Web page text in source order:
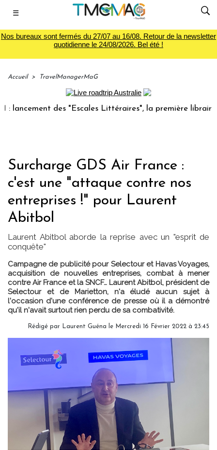
☰
Nos bureaux sont fermés du 27/07 au 16/08. Retour de la newsletter
quotidienne le 24/08/2026. Bel été !
Accueil > TravelManagerMaG
des "Escales Littéraires", la première librairie du
Surcharge GDS Air France :
c'est une "attaque contre nos
entreprises !" pour Laurent
Abitbol
Laurent Abitbol aborde la reprise avec un "esprit de
conquête"
Campagne de publicité pour Selectour et Havas Voyages,
acquisition de nouvelles entreprises, combat à mener
contre Air France et la SNCF… Laurent Abitbol, président de
Selectour et de Marietton, n'a éludé aucun sujet à
l'occasion d'une conférence de presse où il a démontré
qu'il n'avait surtout rien perdu de sa combativité.
Rédigé par Laurent Guéna le Mercredi 16 Février 2022 à 23:45